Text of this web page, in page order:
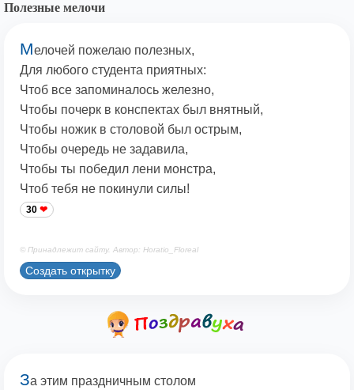
Полезные мелочи
Мелочей пожелаю полезных,
Для любого студента приятных:
Чтоб все запоминалось железно,
Чтобы почерк в конспектах был внятный,
Чтобы ножик в столовой был острым,
Чтобы очередь не задавила,
Чтобы ты победил лени монстра,
Чтоб тебя не покинули силы!
30
© Принадлежит сайту. Автор: Horatio_Floreal
Создать открытку
За этим праздничным столом